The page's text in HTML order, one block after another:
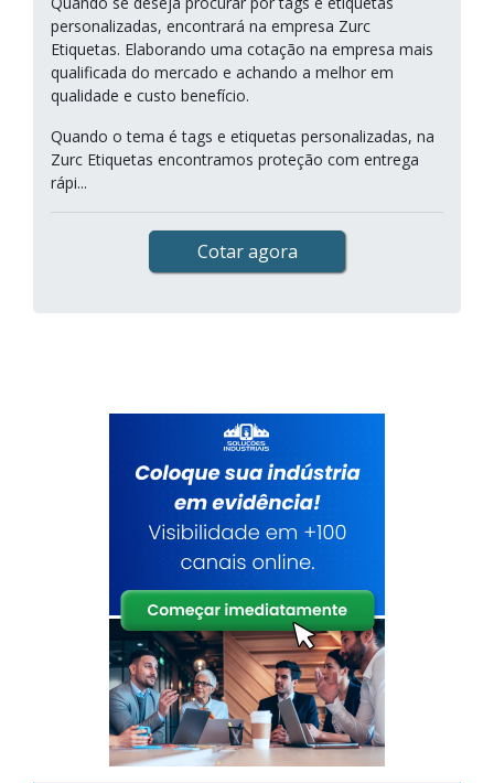
personalizadas, encontrará na empresa Zurc
Etiquetas. Elaborando uma cotação na empresa mais
qualificada do mercado e achando a melhor em
qualidade e custo benefício.
Quando o tema é tags e etiquetas personalizadas, na
Zurc Etiquetas encontramos proteção com entrega
rápi...
Cotar agora